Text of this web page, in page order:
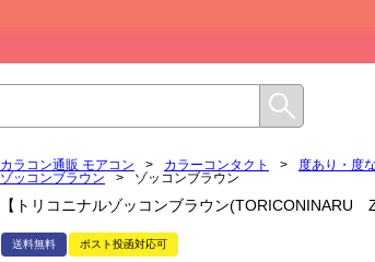
カラコン通販 モアコン > カラーコンタクト > 度あり・度
ゾッコンブラウン
> ゾッコンブラウン
【トリコニナルゾッコンブラウン(TORICONINARU
送料無料 ポスト投函対応可